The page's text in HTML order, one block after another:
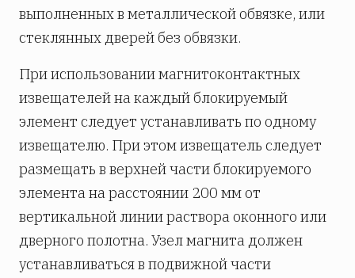
выполненных в металлической обвязке, или
стеклянных дверей без обвязки.
При использовании магнитоконтактных
извещателей на каждый блокируемый
элемент следует устанавливать по одному
извещателю. При этом извещатель следует
размещать в верхней части блокируемого
элемента на расстоянии 200 мм от
вертикальной линии раствора оконного или
дверного полотна. Узел магнита должен
устанавливаться в подвижной части